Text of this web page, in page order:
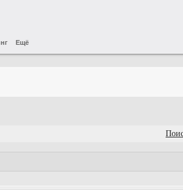
Ещё